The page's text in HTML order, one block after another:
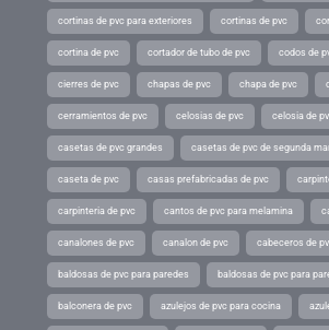
cortinas de pvc para exteriores cortinas de pvc
cortina de pvc cortador de tubo de pvc codos de
cierres de pvc chapas de pvc chapa de pvc
cerramientos de pvc celosias de pvc celosia de
casetas de pvc grandes casetas de pvc de segunda
caseta de pvc casas prefabricadas de pvc
carpinteria de pvc cantos de pvc para melamina
canalones de pvc canalon de pvc cabeceros de
baldosas de pvc para paredes baldosas de pvc para
balconera de pvc azulejos de pvc para cocina